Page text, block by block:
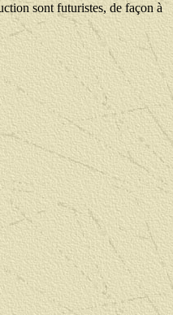
sont futuristes, de façon à